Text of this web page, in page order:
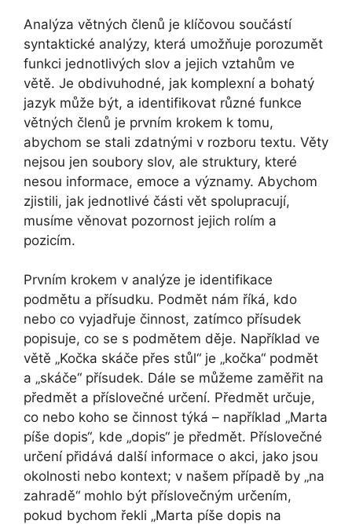
Analýza větných členů je klíčovou součástí
syntaktické analýzy, která umožňuje porozumět
funkci jednotlivých slov a jejich vztahům ve
větě. Je obdivuhodné, jak komplexní a bohatý
jazyk může být, a identifikovat různé funkce
větných členů je prvním krokem k tomu,
abychom se stali zdatnými v rozboru textu. Věty
nejsou jen soubory slov, ale struktury, které
nesou informace, emoce a významy. Abychom
zjistili, jak jednotlivé části vět spolupracují,
musíme věnovat pozornost jejich rolím a
pozicím.
Prvním krokem v analýze je identifikace
podmětu a přísudku. Podmět nám říká, kdo
nebo co vyjadřuje činnost, zatímco přísudek
popisuje, co se s podmětem děje. Například ve
větě „Kočka skáče přes stůl“ je „kočka“ podmět
a „skáče“ přísudek. Dále se můžeme zaměřit na
předmět a příslovečné určení. Předmět určuje,
co nebo koho se činnost týká – například „Marta
píše dopis“, kde „dopis“ je předmět. Příslovečné
určení přidává další informace o akci, jako jsou
okolnosti nebo kontext; v našem případě by „na
zahradě“ mohlo být příslovečným určením,
pokud bychom řekli „Marta píše dopis na